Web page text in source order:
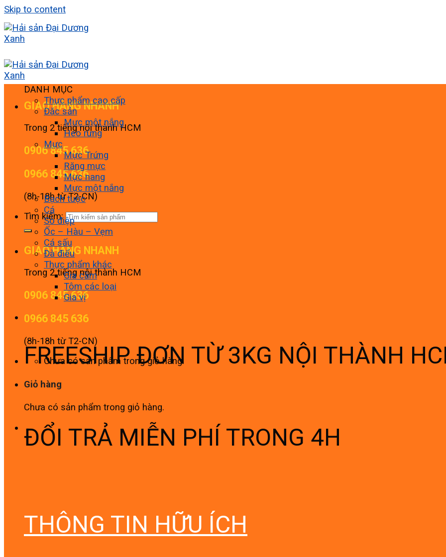
Skip to content
GIAO HÀNG NHANH
Trong 2 tiếng nội thành HCM
0906 845 636
0966 845 636
(8h-18h từ T2-CN)
Tìm kiếm:
GIAO HÀNG NHANH
Trong 2 tiếng nội thành HCM
0906 845 636
0966 845 636
(8h-18h từ T2-CN)
Chưa có sản phẩm trong giỏ hàng.
Giỏ hàng
Chưa có sản phẩm trong giỏ hàng.
DANH MỤC
Thực phẩm cao cấp
Đặc sản
Mực một nắng
Heo rừng
Mực
Mực Trứng
Răng mực
Mực nang
Mực một nắng
Bạch tuộc
Cá
Sò điệp
Ốc – Hàu – Vẹm
Cá sấu
Đà điểu
Thực phẩm khác
Gia cầm
Tôm các loại
Gia vị
FREESHIP ĐƠN TỪ 3KG NỘI THÀNH
ĐỔI TRẢ MIỄN PHÍ TRONG 4H
THÔNG TIN HỮU ÍCH